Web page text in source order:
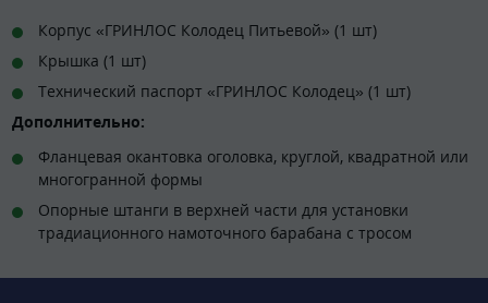
Корпус «ГРИНЛОС Колодец Питьевой» (1 шт)
Крышка (1 шт)
Технический паспорт «ГРИНЛОС Колодец» (1 шт)
Дополнительно:
Фланцевая окантовка оголовка, круглой, квадратной или
многогранной формы
Опорные штанги в верхней части для установки
традиационного намоточного барабана с тросом